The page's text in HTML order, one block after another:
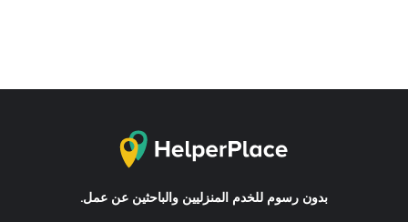
بدون رسوم للخدم المنزليين والباحثين عن عمل.